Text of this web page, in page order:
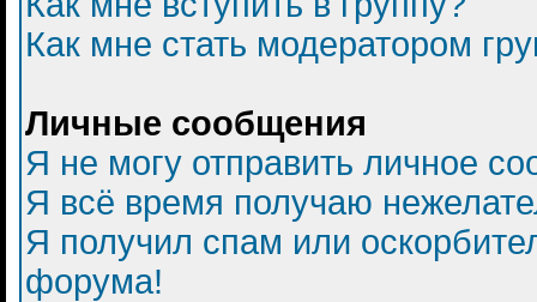
Как мне стать модератором
Личные сообщения
Я не могу отправить личное
Я всё время получаю
Я получил спам или
форума!